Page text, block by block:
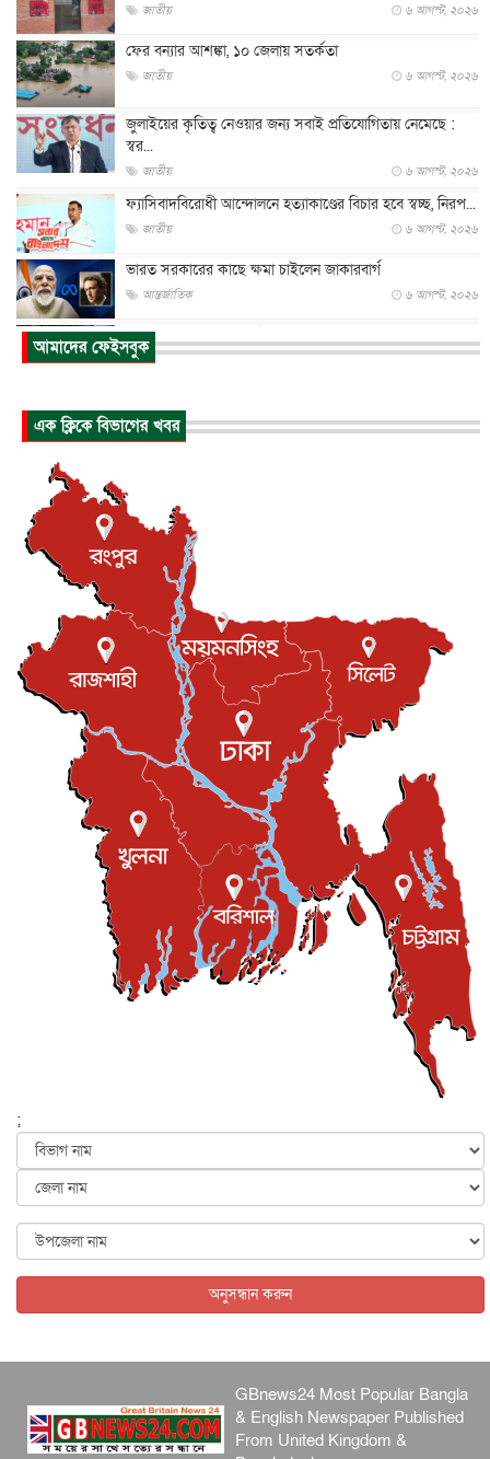
জাতীয় ৬ আগস্ট, ২০২৬
ফের বন্যার আশঙ্কা, ১০ জেলায় সতর্কতা
জাতীয় ৬ আগস্ট, ২০২৬
জুলাইয়ের কৃতিত্ব নেওয়ার জন্য সবাই প্রতিযোগিতায় নেমেছে :
স্বর...
জাতীয় ৬ আগস্ট, ২০২৬
ফ্যাসিবাদবিরোধী আন্দোলনে হত্যাকাণ্ডের বিচার হবে স্বচ্ছ, নিরপ...
জাতীয় ৬ আগস্ট, ২০২৬
ভারত সরকারের কাছে ক্ষমা চাইলেন জাকারবার্গ
আন্তর্জাতিক ৬ আগস্ট, ২০২৬
আকাশে ট্রাম্পের হেলিকপ্টার ও যাত্রীবাহী বিমান মুখোমুখি, তদন্...
আন্তর্জাতিক
আন্তর্জাতিক ৬ আগস্ট, ২০২৬
টি-টোয়েন্টি ইতিহাসের সর্বোচ্চ রানের মালিক এখন জস বাটলার
বস্তিতে কেটেছে শৈশব, আজ মুম্বাইয়ে দুই বাড়ির মালিক
বিনোদন ৬ আগস্ট, ২০২৬
যুক্তরাজ্যে বসবাসরত জাতীয়তাবাদী কুলাউড়াবাসীর মত বিনিময়
সভা...
ইউকে কমিউনিটি ৫ আগস্ট, ২০২৬
প্রধানমন্ত্রীকে সৌদি আরব সফরের আমন্ত্রণ
জাতীয় ৫ আগস্ট, ২০২৬
জুলাই গণ-অভ্যুত্থান দিবস আজ, স্মরণে দেশজুড়ে কর্মসূচি
জাতীয় ৫ আগস্ট, ২০২৬
জনগণ পরিবর্তন চেয়েছে বলেই জুলাই আন্দোলন সফল :
৫ আগস্ট, ২০২৬
বেনজীর আহমেদের সঙ্গে পরীমনির ঘনিষ্ঠ সম্পর্ক ছিল : নাসির
মাহম...
জাতীয় ৫ আগস্ট, ২০২৬
হরমুজ নিয়ে ইরান-মার্কিন চুক্তি হতে পারে আজ : মার্কিন অর্থমন...
৫ আগস্ট, ২০২৬
পৃথিবীর দিকে আসছে বিধ্বংসী বস্তু, পারমাণবিক বোমা দিয়ে করা
আন্তর্জাতিক ৫ আগস্ট, ২০২৬
কেনিয়ায় ১৫ হাতির রহস্যজনক মৃত্যু, সন্দেহের মুখে কীটনাশকের
আন্তর্জাতিক ৫ আগস্ট, ২০২৬
আমাদের ফেইসবুক
এক ক্লিকে বিভাগের খবর
;
অনুসন্ধান করুন
GBnews24 Most Popular Bangla
& English Newspaper Published
From United Kingdom &